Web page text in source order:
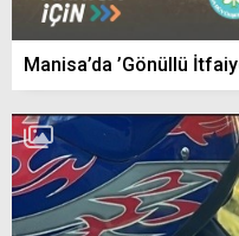
Manisa’da ’Gönüllü